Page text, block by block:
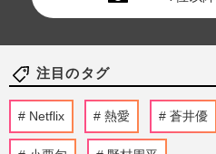
注目のタグ
Netflix 熱愛 蒼井優